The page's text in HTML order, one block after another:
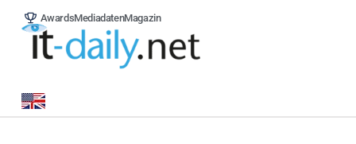
AwardsMediadatenMagazin